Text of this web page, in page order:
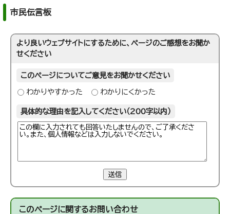
市民伝言板
より良いウェブサイトにするために、ページのご感想をお聞か
せください
このページについてご意見をお聞かせください
わかりやすかった わかりにくかった
具体的な理由を記入してください（200字以内）
送信
このページに関するお問い合わせ